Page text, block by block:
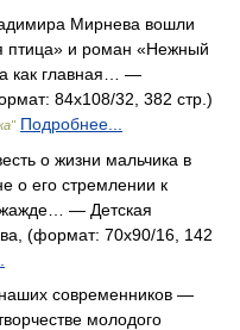
Мирнева вошли
птица» и роман «Нежный
как главная… —
84x108/32, 382 стр.)
Подробнее...
о жизни мальчика в
о его стремлении к
жажде… — Детская
(формат: 70x90/16, 142
современников —
молодого